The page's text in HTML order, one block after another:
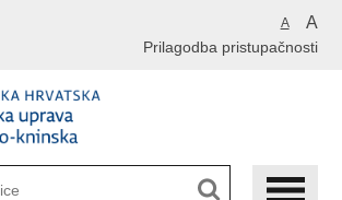
A A
Prilagodba pristupačnosti